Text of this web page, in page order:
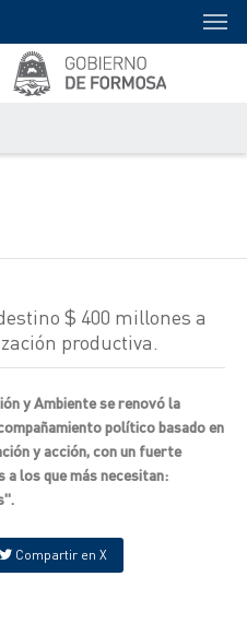
$ 400 millones a
productiva.
y Ambiente se renovó la
político basado en
y acción, con un fuerte
los que más necesitan:
Compartir en X